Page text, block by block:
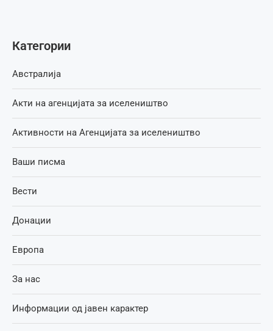
Категории
Австралија
Акти на агенцијата за иселеништво
Активности на Агенцијата за иселеништво
Ваши писма
Вести
Донации
Европа
За нас
Информации од јавен карактер